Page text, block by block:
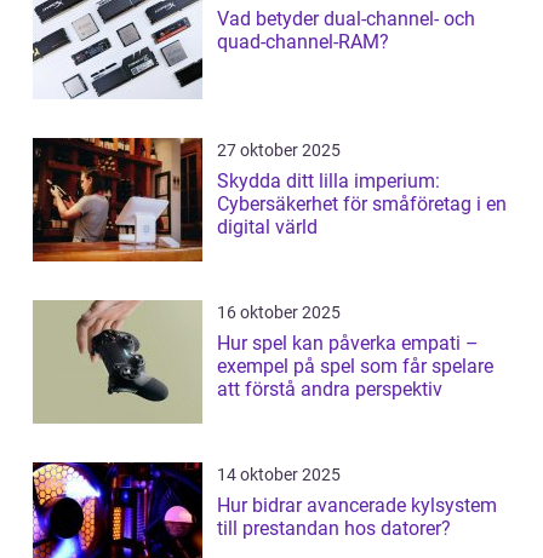
Vad betyder dual-channel- och
quad-channel-RAM?
27 oktober 2025
Skydda ditt lilla imperium:
Cybersäkerhet för småföretag i en
digital värld
16 oktober 2025
Hur spel kan påverka empati –
exempel på spel som får spelare
att förstå andra perspektiv
14 oktober 2025
Hur bidrar avancerade kylsystem
till prestandan hos datorer?